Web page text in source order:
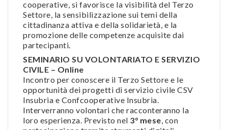
cooperative, si favorisce la visibilità del Terzo
Settore, la sensibilizzazione sui temi della
cittadinanza attiva e della solidarietà, e la
promozione delle competenze acquisite dai
partecipanti.
SEMINARIO SU VOLONTARIATO E SERVIZIO
CIVILE – Online
Incontro per conoscere il Terzo Settore e le
opportunità dei progetti di servizio civile CSV
Insubria e Confcooperative Insubria.
Interverranno volontari che racconteranno la
loro esperienza. Previsto nel 3° mese, con